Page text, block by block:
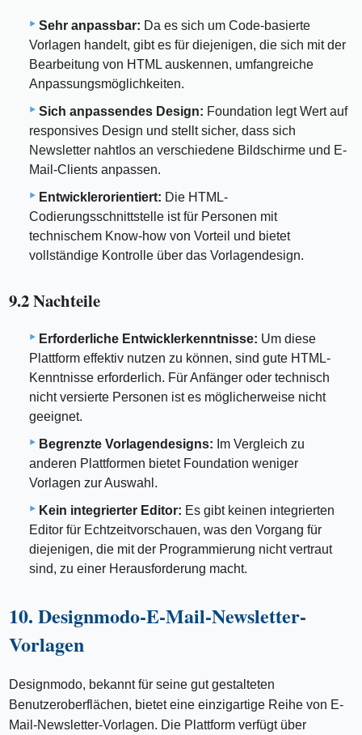
Sehr anpassbar: Da es sich um Code-basierte
Vorlagen handelt, gibt es für diejenigen, die sich mit der
Bearbeitung von HTML auskennen, umfangreiche
Anpassungsmöglichkeiten.
Sich anpassendes Design: Foundation legt Wert auf
responsives Design und stellt sicher, dass sich
Newsletter nahtlos an verschiedene Bildschirme und E-
Mail-Clients anpassen.
Entwicklerorientiert: Die HTML-
Codierungsschnittstelle ist für Personen mit
technischem Know-how von Vorteil und bietet
vollständige Kontrolle über das Vorlagendesign.
9.2 Nachteile
Erforderliche Entwicklerkenntnisse: Um diese
Plattform effektiv nutzen zu können, sind gute HTML-
Kenntnisse erforderlich. Für Anfänger oder technisch
nicht versierte Personen ist es möglicherweise nicht
geeignet.
Begrenzte Vorlagendesigns: Im Vergleich zu
anderen Plattformen bietet Foundation weniger
Vorlagen zur Auswahl.
Kein integrierter Editor: Es gibt keinen integrierten
Editor für Echtzeitvorschauen, was den Vorgang für
diejenigen, die mit der Programmierung nicht vertraut
sind, zu einer Herausforderung macht.
10. Designmodo-E-Mail-Newsletter-
Vorlagen
Designmodo, bekannt für seine gut gestalteten
Benutzeroberflächen, bietet eine einzigartige Reihe von E-
Mail-Newsletter-Vorlagen. Die Plattform verfügt über